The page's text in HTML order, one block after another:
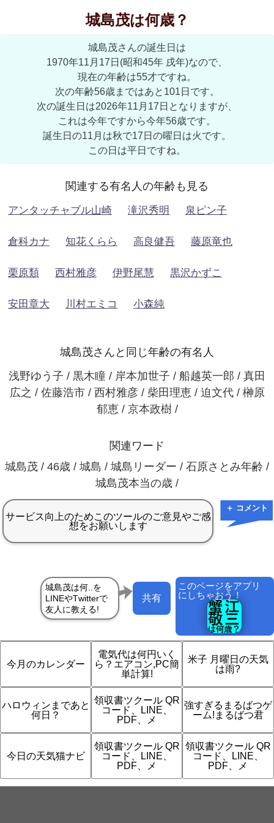
城島茂は何歳？
城島茂さんの誕生日は
1970年11月17日(昭和45年 戌年)なので、
現在の年齢は55才ですね。
次の年齢56歳まではあと101日です。
次の誕生日は2026年11月17日となりますが、
これは今年ですから今年56歳です。
誕生日の11月は秋で17日の曜日は火です。
この日は平日ですね。
関連する有名人の年齢も見る
アンタッチャブル山崎 滝沢秀明 泉ピン子
倉科カナ 知花くらら 高良健吾 藤原竜也
栗原類 西村雅彦 伊野尾慧 黒沢かずこ
安田章大 川村エミコ 小森純
城島茂さんと同じ年齢の有名人
浅野ゆう子 / 黒木瞳 / 岸本加世子 / 船越英一郎 / 真田
広之 / 佐藤浩市 / 西村雅彦 / 柴田理恵 / 迫文代 / 榊原
郁恵 / 京本政樹 /
関連ワード
城島茂 / 46歳 / 城島 / 城島リーダー / 石原さとみ年齢 /
城島茂本当の歳 /
＋ コメント
このページをアプリ
にしちゃおう！
共有
今月のカレンダー
電気代は何円いく
ら？エアコン,PC簡
単計算!
米子 月曜日の天気
は雨?
ハロウィンまであと
何日？
領収書ツクール QR
コード、LINE、
PDF、メ
強すぎるまるばつゲ
ーム!まるばつ君
今日の天気猫ナビ
領収書ツクール QR
コード、LINE、
PDF、メ
領収書ツクール QR
コード、LINE、
PDF、メ